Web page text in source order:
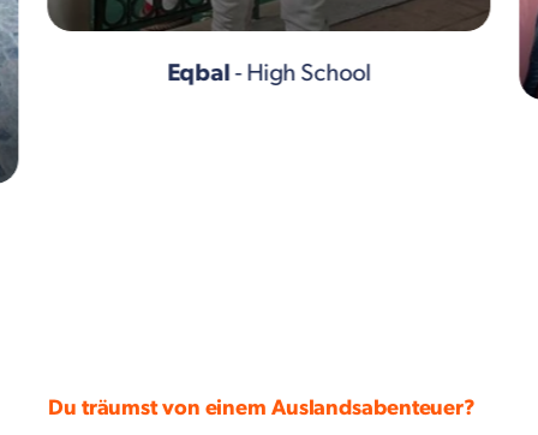
Eqbal- High School
Du träumst von einem Auslandsabenteuer?